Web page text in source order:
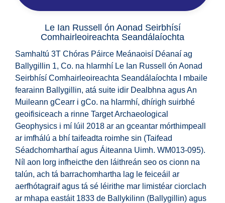
Le Ian Russell ón Aonad Seirbhísí
Comhairleoireachta Seandálaíochta
Samhaltú 3T Chóras Páirce Meánaoisí Déanaí ag
Ballygillin 1, Co. na hIarmhí Le Ian Russell ón Aonad
Seirbhísí Comhairleoireachta Seandálaíochta I mbaile
fearainn Ballygillin, atá suite idir Dealbhna agus An
Muileann gCearr i gCo. na hIarmhí, dhírigh suirbhé
geoifisiceach a rinne Target Archaeological
Geophysics i mí Iúil 2018 ar an gceantar mórthimpeall
ar imfhálú a bhí taifeadta roimhe sin (Taifead
Séadchomharthaí agus Áiteanna Uimh. WM013-095).
Níl aon lorg infheicthe den láithreán seo os cionn na
talún, ach tá barrachomhartha lag le feiceáil ar
aerfhótagraif agus tá sé léirithe mar limistéar ciorclach
ar mhapa eastáit 1833 de Ballykilinn (Ballygillin) agus